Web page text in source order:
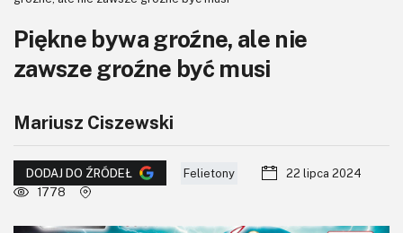
Kursy
DIY+
Czytelnia
Dla Ciebie
Piękne bywa groźne, ale nie
zawsze groźne być musi
Mariusz Ciszewski
DODAJ DO ŹRÓDEŁ Felietony
22 lipca 2024
1778